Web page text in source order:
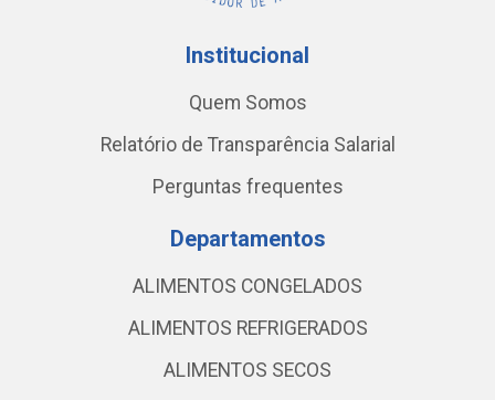
Institucional
Quem Somos
Relatório de Transparência Salarial
Perguntas frequentes
Departamentos
ALIMENTOS CONGELADOS
ALIMENTOS REFRIGERADOS
ALIMENTOS SECOS